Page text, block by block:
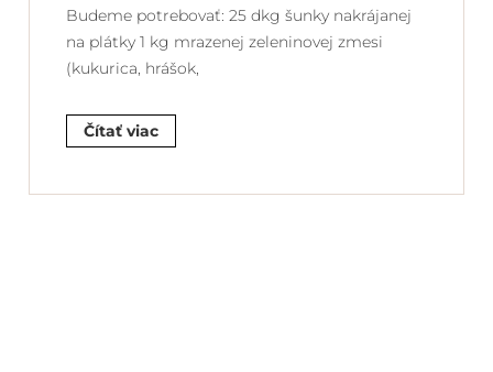
Budeme potrebovať: 25 dkg šunky nakrájanej
na plátky 1 kg mrazenej zeleninovej zmesi
(kukurica, hrášok,
Čítať viac